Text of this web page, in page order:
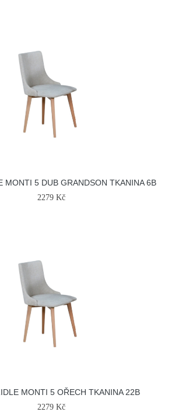
MONTI 5 DUB GRANDSON TKANINA 6B
2279 Kč
MONTI 5 OŘECH TKANINA 22B
2279 Kč